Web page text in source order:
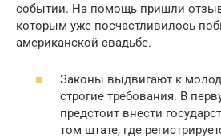
событии. На помощь пришли
которым уже посчастливилось
американской свадьбе.
Законы выдвигают к
строгие требования. В
предстоит внести
том штате, где